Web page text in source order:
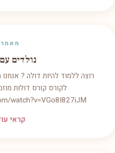
נולדים
רוצה ללמוד להיות דולה ?
לקורס קורס דולות
watch?v=VGo8I827iJM
קראי